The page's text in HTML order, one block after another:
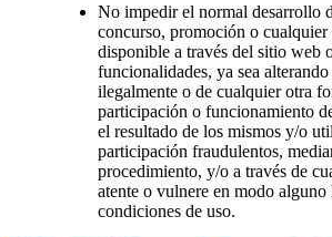
No impedir el normal desarrollo
concurso, promoción o cualquier
disponible a través del sitio web
funcionalidades, ya sea
ilegalmente o de cualquier otra
participación o funcionamiento
el resultado de los mismos y/o
participación fraudulentos,
procedimiento, y/o a través de
atente o vulnere en modo alguno
condiciones de uso.